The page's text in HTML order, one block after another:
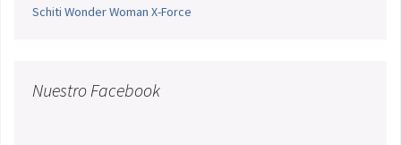
Schiti Wonder Woman X-Force
Nuestro Facebook